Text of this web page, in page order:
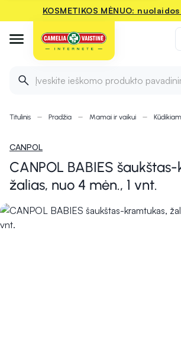
KOSMETIKOS MĖNUO:
Įveskite ieškomo produkto
Titulinis Pradžia Mamai ir vaikui
CANPOL
CANPOL BABIES
žalias, nuo 4 mėn., 1 vnt.